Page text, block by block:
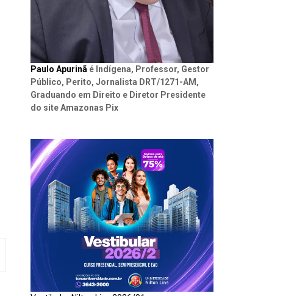
Paulo Apurinã é Indígena, Professor, Gestor
Público, Perito, Jornalista DRT/1271-AM,
Graduando em Direito e Diretor Presidente
do site Amazonas Pix